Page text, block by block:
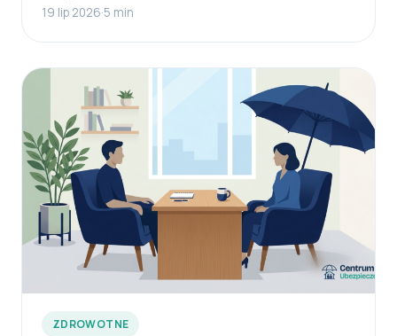
19 lip 2026·5 min
ZDROWOTNE